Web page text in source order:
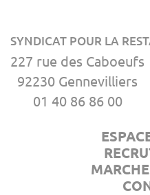
SYNDICAT POUR LA
227 rue des Caboeufs
92230 Gennevilliers
01 40 86 86 00